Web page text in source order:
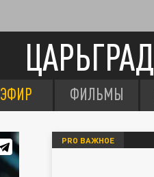
ЦАРЬГРАД
ЭФИР ФИЛЬМЫ
PRO ВАЖНОЕ